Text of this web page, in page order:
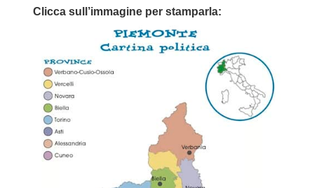
Clicca sull’immagine per stamparla: